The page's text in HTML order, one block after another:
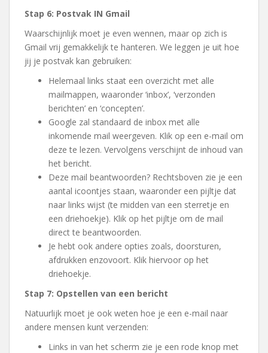
Stap 6: Postvak IN Gmail
Waarschijnlijk moet je even wennen, maar op zich is
Gmail vrij gemakkelijk te hanteren. We leggen je uit hoe
jij je postvak kan gebruiken:
Helemaal links staat een overzicht met alle
mailmappen, waaronder ‘inbox’, ‘verzonden
berichten’ en ‘concepten’.
Google zal standaard de inbox met alle
inkomende mail weergeven. Klik op een e-mail om
deze te lezen. Vervolgens verschijnt de inhoud van
het bericht.
Deze mail beantwoorden? Rechtsboven zie je een
aantal icoontjes staan, waaronder een pijltje dat
naar links wijst (te midden van een sterretje en
een driehoekje). Klik op het pijltje om de mail
direct te beantwoorden.
Je hebt ook andere opties zoals, doorsturen,
afdrukken enzovoort. Klik hiervoor op het
driehoekje.
Stap 7: Opstellen van een bericht
Natuurlijk moet je ook weten hoe je een e-mail naar
andere mensen kunt verzenden:
Links in van het scherm zie je een rode knop met